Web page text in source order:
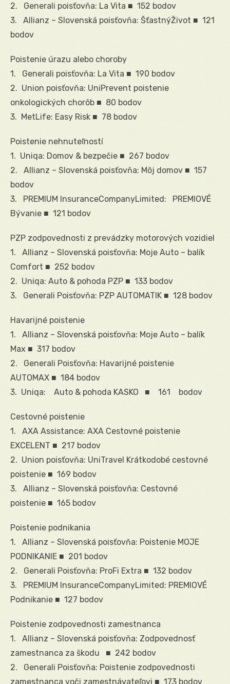
2. Generali poisťovňa: La Vita ■ 152 bodov
3. Allianz – Slovenská poisťovňa: ŠťastnýŽivot ■ 121
bodov
Poistenie úrazu alebo choroby
1. Generali poisťovňa: La Vita ■ 190 bodov
2. Union poisťovňa: UniPrevent poistenie
onkologických chorôb ■ 80 bodov
3. MetLife: Easy Risk ■ 78 bodov
Poistenie nehnuteľností
1. Uniqa: Domov & bezpečie ■ 267 bodov
2. Allianz – Slovenská poisťovňa: Môj domov ■ 157
bodov
3. PREMIUM InsuranceCompanyLimited: PREMIOVÉ
Bývanie ■ 121 bodov
PZP zodpovednosti z prevádzky motorových vozidiel
1. Allianz – Slovenská poisťovňa: Moje Auto – balík
Comfort ■ 252 bodov
2. Uniqa: Auto & pohoda PZP ■ 133 bodov
3. Generali Poisťovňa: PZP AUTOMATIK ■ 128 bodov
Havarijné poistenie
1. Allianz – Slovenská poisťovňa: Moje Auto – balík
Max ■ 317 bodov
2. Generali Poisťovňa: Havarijné poistenie
AUTOMAX ■ 184 bodov
3. Uniqa: Auto & pohoda KASKO ■ 161 bodov
Cestovné poistenie
1. AXA Assistance: AXA Cestovné poistenie
EXCELENT ■ 217 bodov
2. Union poisťovňa: UniTravel Krátkodobé cestovné
poistenie ■ 169 bodov
3. Allianz – Slovenská poisťovňa: Cestovné
poistenie ■ 165 bodov
Poistenie podnikania
1. Allianz – Slovenská poisťovňa: Poistenie MOJE
PODNIKANIE ■ 201 bodov
2. Generali Poisťovňa: ProFi Extra ■ 132 bodov
3. PREMIUM InsuranceCompanyLimited: PREMIOVÉ
Podnikanie ■ 127 bodov
Poistenie zodpovednosti zamestnanca
1. Allianz – Slovenská poisťovňa: Zodpovednosť
zamestnanca za škodu ■ 242 bodov
2. Generali Poisťovňa: Poistenie zodpovednosti
zamestnanca voči zamestnávateľovi ■ 173 bodov